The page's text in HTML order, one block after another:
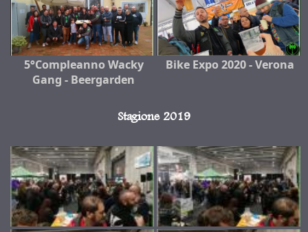
5°Compleanno Wacky
Gang - Beergarden
Bike Expo 2020 - Verona
Stagione 2019